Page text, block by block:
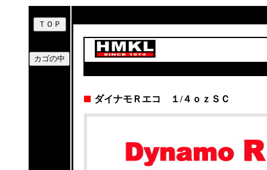
ダイナモＲエコ １/４ｏｚＳＣ